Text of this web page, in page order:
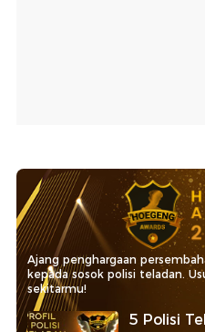
Ajang penghargaan
kepada sosok polisi teladan.
sekitarmu!
5 Polisi